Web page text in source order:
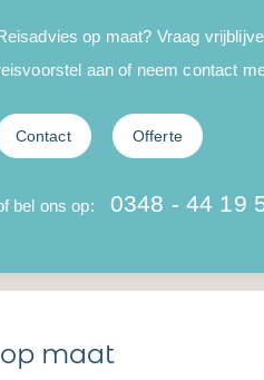
op maat? Vraag
aan of neem contact
Contact Offerte
bel ons op: 0348 - 44 19
maat